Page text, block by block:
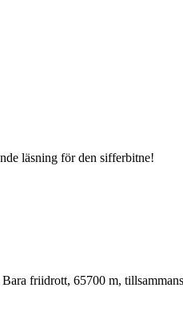
läsning för den sifferbitne!
friidrott, 65700 m,